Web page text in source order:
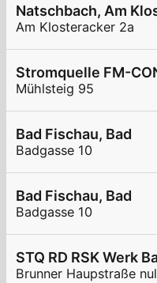
Natschbach, Am
Am Klosteracker 2a
Stromquelle FM-
Mühlsteig 95
Bad Fischau, Bad
Badgasse 10
Bad Fischau, Bad
Badgasse 10
STQ RD RSK Werk
Brunner Haupstraße